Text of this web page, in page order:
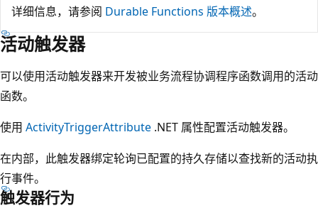
详细信息，请参阅 Durable Functions 版本概述。
活动触发器
可以使用活动触发器来开发被业务流程协调程序函数调用的活动
函数。
使用 ActivityTriggerAttribute .NET 属性配置活动触发器。
在内部，此触发器绑定轮询已配置的持久存储以查找新的活动执
行事件。
触发器行为